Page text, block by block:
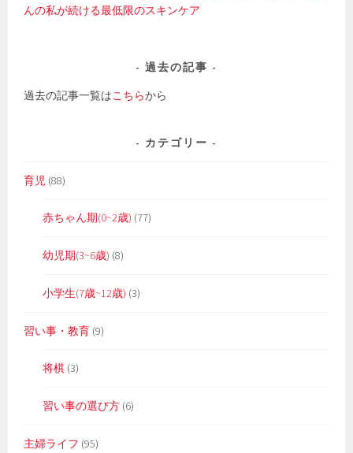
んの私が続ける最低限のスキンケア
過去の記事
過去の記事一覧はこちらから
カテゴリー
育児 (88)
赤ちゃん期(0~2歳) (77)
幼児期(3~6歳) (8)
小学生(7歳~12歳) (3)
習い事・教育 (9)
将棋 (3)
習い事の選び方 (6)
主婦ライフ (95)